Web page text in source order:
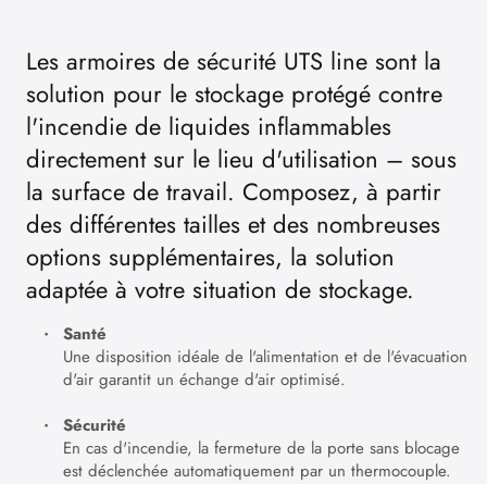
Les armoires de sécurité UTS line sont la
solution pour le stockage protégé contre
l'incendie de liquides inflammables
directement sur le lieu d'utilisation – sous
la surface de travail. Composez, à partir
des différentes tailles et des nombreuses
options supplémentaires, la solution
adaptée à votre situation de stockage.
Santé
Une disposition idéale de l'alimentation et de l'évacuation
d'air garantit un échange d'air optimisé.
Sécurité
En cas d'incendie, la fermeture de la porte sans blocage
est déclenchée automatiquement par un thermocouple.